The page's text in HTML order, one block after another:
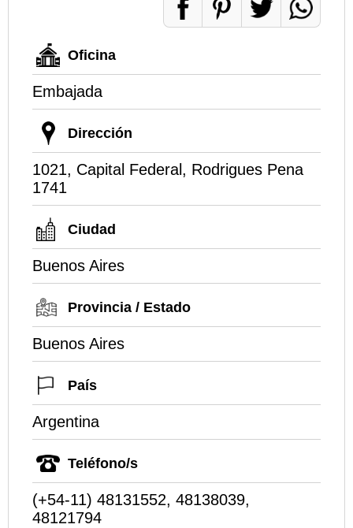
Oficina
Embajada
Dirección
1021, Capital Federal, Rodrigues Pena
1741
Ciudad
Buenos Aires
Provincia / Estado
Buenos Aires
País
Argentina
Teléfono/s
(+54-11) 48131552, 48138039,
48121794